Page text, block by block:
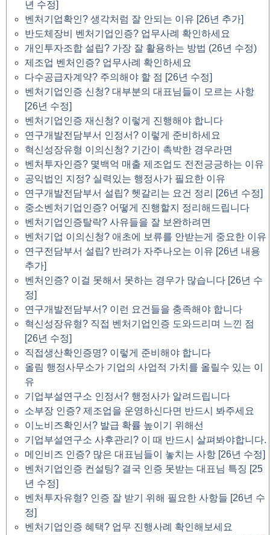
년 수정]
벤처기업확인? 생각처럼 잘 안되는 이유 [26년 추가]
반도체장비 벤처기업인증? 업무사례 확인하세요
개인투자조합 설립? 가장 잘 활용하는 방법 (26년 수정)
제조업 벤처인증? 업무사례 확인하세요
다수공급자계약? 주의해야 할 점 [26년 수정]
벤처기업인증 신청? 대부분의 대표님들이 모르는 사항
[26년 수정]
벤처기업인증 재신청? 이렇게 진행해야 합니다
연구개발전담부서 인정서? 이렇게 준비하세요
혁신성장유형 이의신청? 기간이 촉박한 경우라면
벤처투자인증? 몇백억 매출 제조업도 전전긍긍하는 이유
공익법인 지정? 실력있는 행정사가 필요한 이유
연구개발전담부서 설립? 헷갈리는 요건 정리 [26년 수정]
중소벤처기업인증? 어떻게 진행할지 정리해드립니다
벤처기업인증탈락? 사유들을 잘 보완하려면
벤처기업 이의신청? 애초에 보류를 안받는게 중요한 이유
연구전담부서 설립? 반려가 자주나오는 이유 [26년 내용
추가]
벤처인증? 이걸 못해서 못하는 경우가 많습니다 [26년 수
정]
연구개발전담부서? 이런 요건들을 충족해야 합니다
혁신성장유형? 직접 벤처기업인증 도와드리며 느낀 점
[26년 수정]
직접생산확인증명? 이렇게 준비해야 합니다
올림 행정사무소가 기업의 사업적 가치를 올릴수 있는 이
유
기업부설연구소 인정서? 행정사가 알려드립니다
소부장 인증? 제조업을 운영하신다면 반드시 봐주세요
이노비즈확인서? 발급 확률 높이기 위해선
기업부설연구소 사후관리? 이 때 반드시 살펴봐야합니다.
메인비즈 인증? 많은 대표님들이 놓치는 사항 [26년 수정]
벤처기업인증 컨설팅? 결국 인증 못받는 대표님 특징 [25
년 수정]
벤처투자유형? 인증 잘 받기 위해 필요한 사항들 [26년 수
정]
벤처기업인증 혜택? 업무 진행사례 확인해보세요